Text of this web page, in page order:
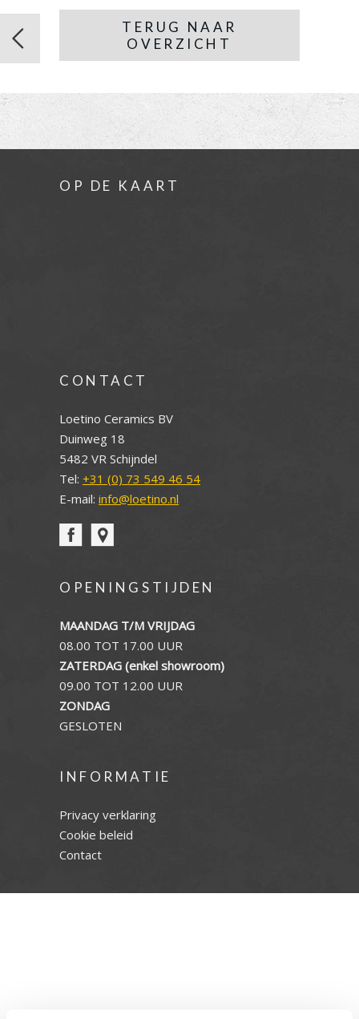
TERUG NAAR
OVERZICHT
OP DE KAART
CONTACT
Loetino Ceramics BV
Duinweg 18
5482 VR Schijndel
Tel: +31 (0) 73 549 46 54
E-mail: info@loetino.nl
OPENINGSTIJDEN
MAANDAG T/M VRIJDAG
08.00 TOT 17.00 UUR
ZATERDAG (enkel showroom)
09.00 TOT 12.00 UUR
ZONDAG
GESLOTEN
INFORMATIE
Privacy verklaring
Cookie beleid
Contact